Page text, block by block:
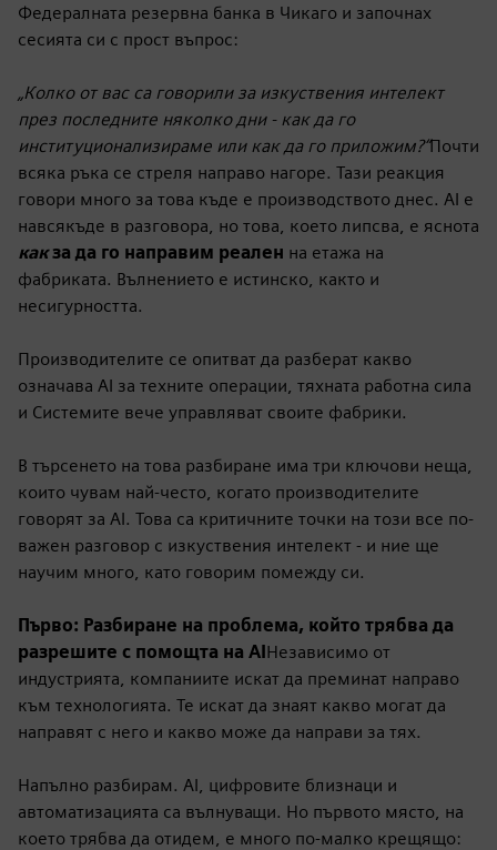
Федералната резервна банка в Чикаго и започнах
сесията си с прост въпрос:
„Колко от вас са говорили за изкуствения интелект
през последните няколко дни - как да го
институционализираме или как да го приложим?“Почти
всяка ръка се стреля направо нагоре. Тази реакция
говори много за това къде е производството днес. AI е
навсякъде в разговора, но това, което липсва, е яснота
какза да го направим реален на етажа на
фабриката. Вълнението е истинско, както и
несигурността.
Производителите се опитват да разберат какво
означава AI за техните операции, тяхната работна сила
и Системите вече управляват своите фабрики.
В търсенето на това разбиране има три ключови неща,
които чувам най-често, когато производителите
говорят за AI. Това са критичните точки на този все по-
важен разговор с изкуствения интелект - и ние ще
научим много, като говорим помежду си.
Първо: Разбиране на проблема, който трябва да
разрешите с помощта на AIНезависимо от
индустрията, компаниите искат да преминат направо
към технологията. Те искат да знаят какво могат да
направят с него и какво може да направи за тях.
Напълно разбирам. AI, цифровите близнаци и
автоматизацията са вълнуващи. Но първото място, на
което трябва да отидем, е много по-малко крещящо: